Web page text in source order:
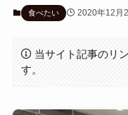
食べたい 2020年12月
当サイト記事のリ
す。